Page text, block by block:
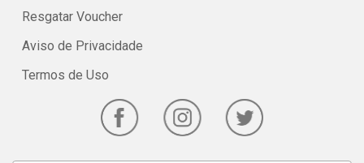
Resgatar Voucher
Aviso de Privacidade
Termos de Uso